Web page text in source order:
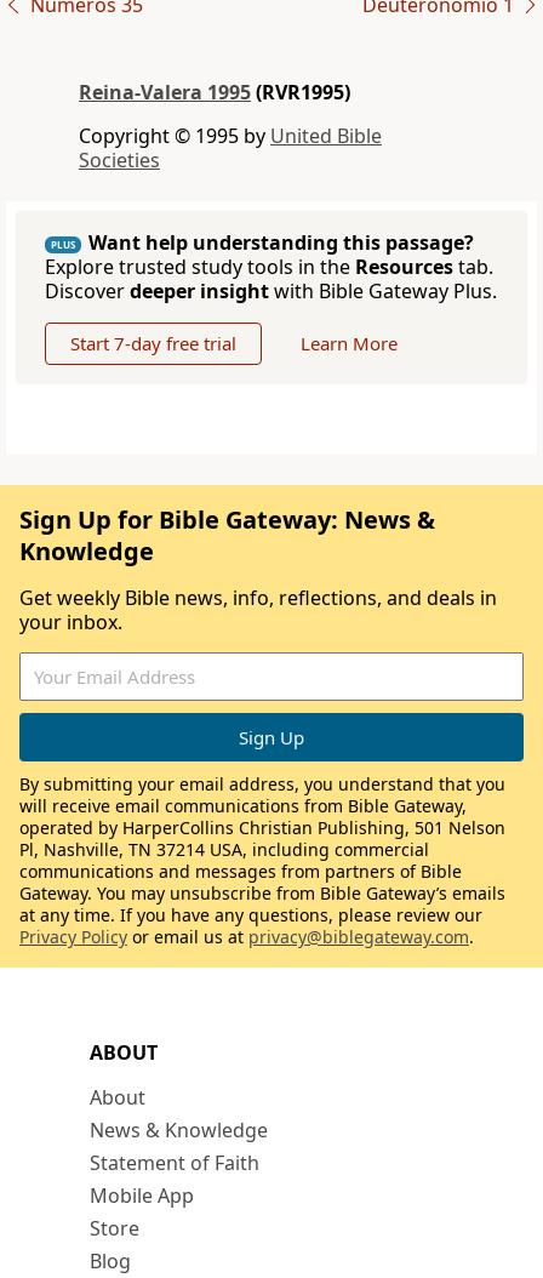
Reina-Valera 1995(RVR1995)
Copyright © 1995 by United Bible
Societies
PLUS
Want help understanding this passage?
Explore trusted study tools in the Resourcestab.
Discoverdeeper insightwith Bible Gateway Plus.
Start 7-day free trial Learn More
ABOUT
About
News & Knowledge
Statement of Faith
Mobile App
Store
Blog
Sign Up for Bible Gateway: News &
Knowledge
Get weekly Bible news, info, reflections, and deals in
your inbox.
By submitting your email address, you understand that you
will receive email communications from Bible Gateway,
operated by HarperCollins Christian Publishing, 501 Nelson
Pl, Nashville, TN 37214 USA, including commercial
communications and messages from partners of Bible
Gateway. You may unsubscribe from Bible Gateway’s emails
at any time. If you have any questions, please review our
Privacy Policy or email us at privacy@biblegateway.com.